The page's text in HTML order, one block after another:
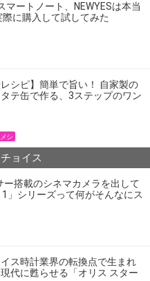
マートノート、NEWYESは本当
に購入して試してみた
レシピ】簡単で旨い！ 自家製の
テ缶で作る、3ステップのワン
シ
ョイス
ー搭載のシネマカメラを出して
1」シリーズって何がそんなにス
ス時計業界の転換点で生まれ
代に甦らせる「オリス スター